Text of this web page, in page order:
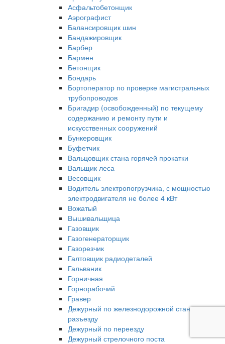
Асфальтобетонщик
Аэрографист
Балансировщик шин
Бандажировщик
Барбер
Бармен
Бетонщик
Бондарь
Бортоператор по проверке магистральных
трубопроводов
Бригадир (освобожденный) по текущему
содержанию и ремонту пути и
искусственных сооружений
Бункеровщик
Буфетчик
Вальцовщик стана горячей прокатки
Вальщик леса
Весовщик
Водитель электропогрузчика, с мощностью
электродвигателя не более 4 кВт
Вожатый
Вышивальщица
Газовщик
Газогенераторщик
Газорезчик
Галтовщик радиодеталей
Гальваник
Горничная
Горнорабочий
Гравер
Дежурный по железнодорожной станции,
разъезду
Дежурный по переезду
Дежурный стрелочного поста